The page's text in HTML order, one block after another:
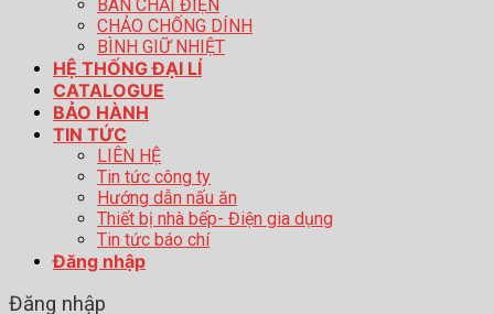
BÀN CHẢI ĐIỆN
CHẢO CHỐNG DÍNH
BÌNH GIỮ NHIỆT
HỆ THỐNG ĐẠI LÍ
CATALOGUE
BẢO HÀNH
TIN TỨC
LIÊN HỆ
Tin tức công ty
Hướng dẫn nấu ăn
Thiết bị nhà bếp- Điện gia dụng
Tin tức báo chí
Đăng nhập
Đăng nhập